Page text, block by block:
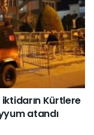
Kürtlere
atandı